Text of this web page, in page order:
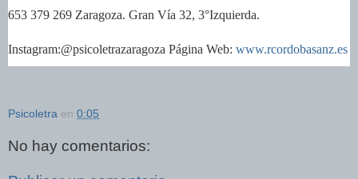
653 379 269 Zaragoza. Gran Vía 32, 3°Izquierda.
Instagram:@psicoletrazaragoza Página Web: www.rcordobasanz.es
Psicoletra en 0:05
No hay comentarios: